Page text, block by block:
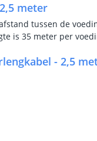
meter
tussen de
is 35 meter per
- 2,5